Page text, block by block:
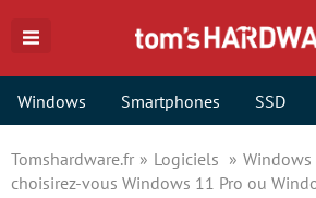
Windows Smartphones SSD
Tomshardware.fr Logiciels Windows
choisirez-vous Windows 11 Pro ou